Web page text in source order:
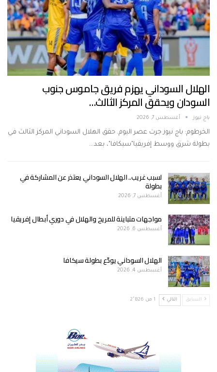
الهلال السوداني يهزم فريق جاموس جنوب
السودان ويحقق المركز الثالث…
باج نيوز أغسطس 7, 2026
الخرطوم: باج نيوز جرت عصر اليوم. حقق الهلال السوداني المركز الثالث في
بطولة شرق ووسط إفريقيا"سيكافا"، بعد…
لسبب غريب.. الهلال السوداني يعتذر عن المشاركة في
بطولة
أغسطس 7, 2026
مواجهات متباينة للمريخ والهلال في دوري أبطال إفريقيا
أغسطس 6, 2026
الهلال السوداني يودّع بطولة سيكافا
أغسطس 4, 2026
السابق التالي 1 من 2٬826